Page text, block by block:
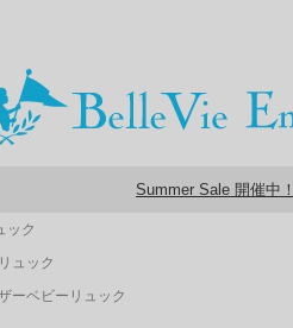
Summer Sale 開催中！
ック
ュック
ーベビーリュック